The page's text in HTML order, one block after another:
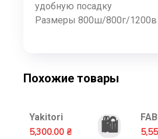
удобную посадку
Размеры 800ш/800г/1200в
Похожие товары
Yakitori
5,300.00 ₴ 🛍️